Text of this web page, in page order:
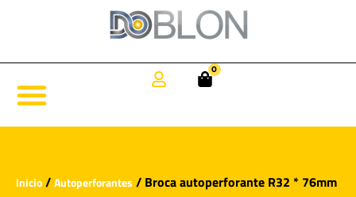
0
Inicio/Autoperforantes / Broca autoperforante R32 * 76mm